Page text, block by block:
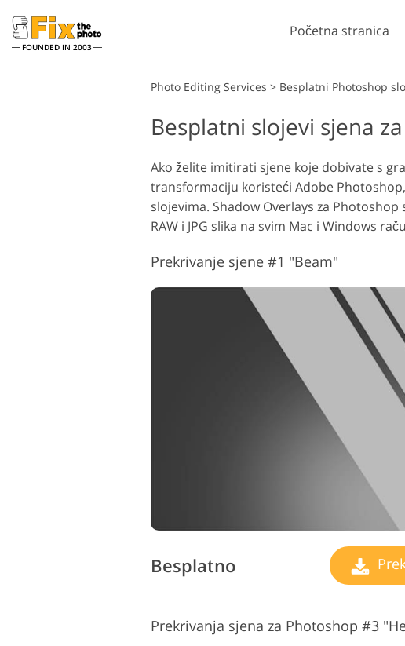
FOUNDED IN 2003
Početna stranica
Uređivanje vjenčanih
fotografija
Uređivanje fotografija
Lightroom
Lightroom Presets
Predpostavke najbolje
ponude
Mobilne Presets
Photoshop
Photoshop
Photoshop
Cijele zbirke
Photo Editing Services > Besplatni Photoshop
Besplatni slojevi sjena
Ako želite imitirati sjene koje dobivate s
transformaciju koristeći Adobe
slojevima. Shadow Overlays za
RAW i JPG slika na svim Mac i Windows
Prekrivanje sjene #1 "Beam"
Besplatno
Prekrivanja sjena za Photoshop #3